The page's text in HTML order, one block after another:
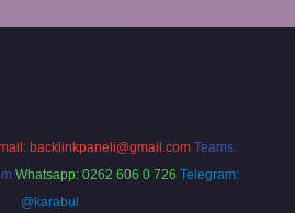
backlinkpaneli@gmail.com Teams:
Whatsapp: 0262 606 0 726 Telegram:
@karabul